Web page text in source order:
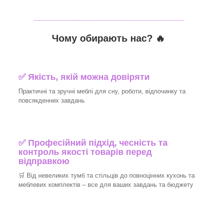
Чому обирають нас? 🔥
✅ Якість, якій можна довіряти
Практичні та зручні меблі для сну, роботи, відпочинку та
повсякденних завдань
✅ Професійний підхід, чесність та
контроль якості товарів перед
відправкою
🛒 Від невеликих тумб та стільців до повноцінних кухонь та
меблевих комплектів – все для ваших завдань та бюджету